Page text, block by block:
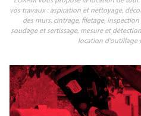
vos travaux : aspiration et nettoyage,
des murs, cintrage, filetage,
soudage et sertissage, mesure et
location d'outillage